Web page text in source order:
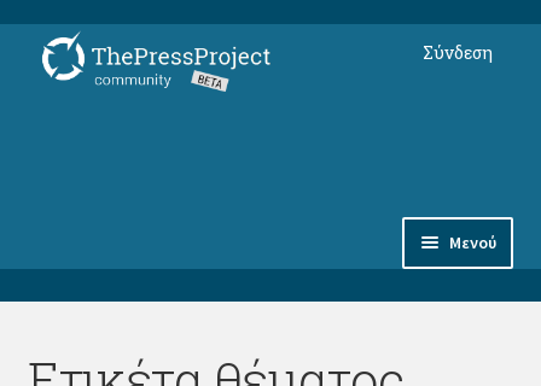
Απευθείας
μετάβαση
Μετάβαση
σε
Μενού
Συνδρομές
Αντικείμενα
Σύνδεση